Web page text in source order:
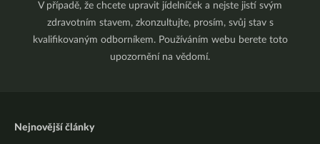
V případě, že chcete upravit jídelníček a nejste jistí svým
zdravotním stavem, zkonzultujte, prosím, svůj stav s
kvalifikovaným odborníkem. Používáním webu berete toto
upozornění na vědomí.
Nejnovější články